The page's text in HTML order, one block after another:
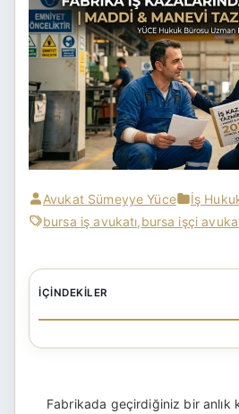
Avukat Sümeyye Yüce
İş
bursa iş avukatı,bursa işçi
İÇINDEKILER
Fabrikada geçirdiğiniz bir anlık